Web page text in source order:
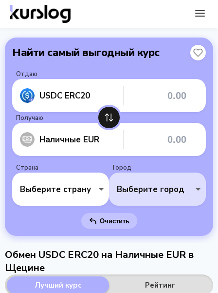
Найти самый выгодный курс
Отдаю
USDC ERC20
Получаю
Наличные EUR
Страна
Выберите страну
Город
Выберите город
Очистить
Обмен USDC ERC20 на Наличные EUR в
Щецине
Лучший курс Рейтинг